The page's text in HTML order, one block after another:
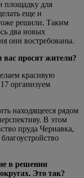
площадку для
еще и
решили. Таким
два новых
они востребованы.
просят жители?
красивую
организуем
находящееся рядом
В этом
пруда Чернавка,
в решении
Это так?